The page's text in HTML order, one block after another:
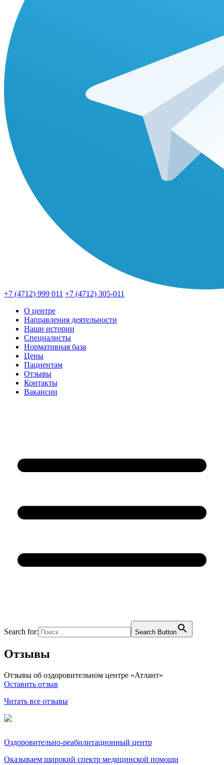
+7 (4712) 999 011 +7 (4712) 305-011
О центре
Направления деятельности
Наши истории
Специалисты
Нормативная база
Цены
Пациентам
Отзывы
Контакты
Вакансии
Search for: Search Button
Отзывы
Отзывы об оздоровительном центре «Атлант»
Оставить отзыв
Читать все отзывы
Оздоровительно-реабилитационный центр
Оказываем широкий спектр медицинской помощи